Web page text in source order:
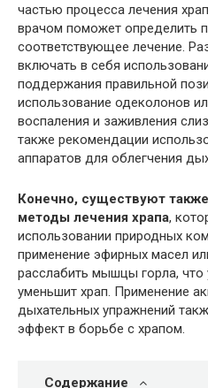
частью процесса лечения
врачом поможет определить
соответствующее лечение.
включать в себя
поддержания правильной
использование одеколонов
воспаления и заживления
также рекомендации
аппаратов для облегчения
Конечно, существуют
методы лечения храпа,
использовании природных
применение эфирных масел
расслабить мышцы горла, что
уменьшит храп. Применение
дыхательных упражнений
эффект в борьбе с храпом.
Содержание